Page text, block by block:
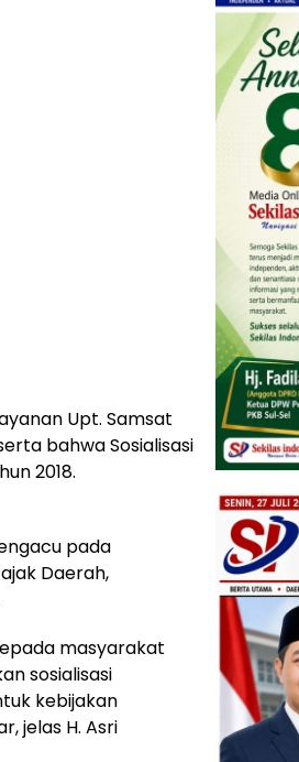
Upt. Samsat
bahwa Sosialisasi
2018.
pada
Daerah,
masyarakat
sosialisasi
kebijakan
jelas H. Asri